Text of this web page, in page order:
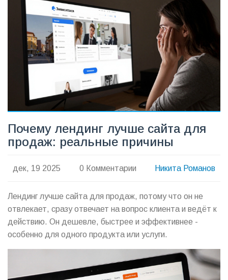
Почему лендинг лучше сайта для
продаж: реальные причины
дек, 19 2025 0 Комментарии Никита Романов
Лендинг лучше сайта для продаж, потому что он не
отвлекает, сразу отвечает на вопрос клиента и ведёт к
действию. Он дешевле, быстрее и эффективнее -
особенно для одного продукта или услуги.